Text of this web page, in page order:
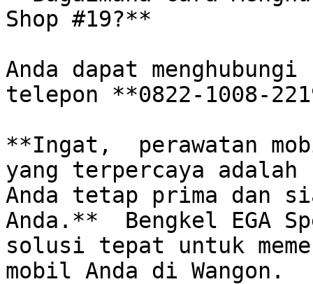
Shop #19?**
Anda dapat
telepon **0822-1008-
**Ingat,  perawatan
yang terpercaya adalah
Anda tetap prima dan
Anda.**  Bengkel EGA
solusi tepat untuk
mobil Anda di Wangon.